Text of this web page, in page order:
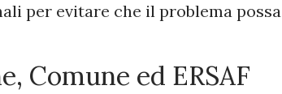
per evitare che il problema possa
Comune ed ERSAF